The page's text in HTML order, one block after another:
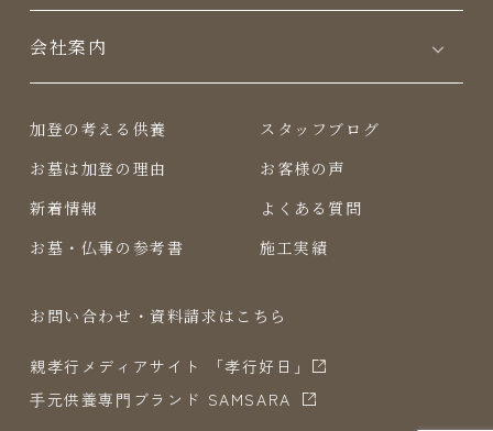
会社案内
加登の考える供養
お墓は加登の理由
新着情報
お墓・仏事の参考書
スタッフブログ
お客様の声
よくある質問
施工実績
お問い合わせ・資料請求はこちら
親孝行メディアサイト 「孝行好日」
⼿元供養専⾨ブランド SAMSARA